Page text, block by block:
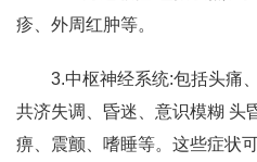
疹、外周红肿等。
3.中枢神经系统:包括头痛
共济失调、昏迷、意识模糊 头
痹、震颤、嗜睡等。这些症状